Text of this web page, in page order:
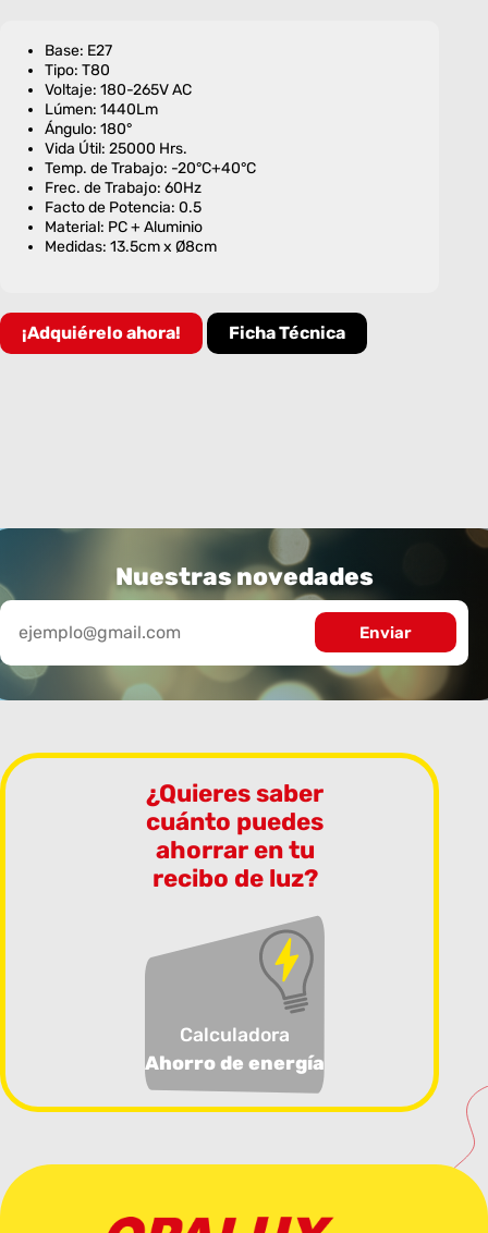
Base: E27
Tipo: T80
Voltaje: 180-265V AC
Lúmen: 1440Lm
Ángulo: 180°
Vida Útil: 25000 Hrs.
Temp. de Trabajo: -20°C+40°C
Frec. de Trabajo: 60Hz
Facto de Potencia: 0.5
Material: PC + Aluminio
Medidas: 13.5cm x Ø8cm
¡Adquiérelo ahora! Ficha Técnica
Nuestras novedades
¿Quieres saber
cuánto puedes
ahorrar en tu
recibo de luz?
Calculadora
Ahorro de energía